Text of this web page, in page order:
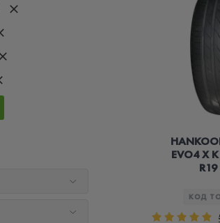
EVO4 X
R19
КОД